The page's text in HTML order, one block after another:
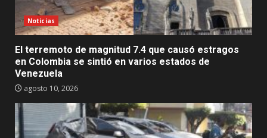
Noticias
El terremoto de magnitud 7.4 que causó estragos
en Colombia se sintió en varios estados de
Venezuela
agosto 10, 2026